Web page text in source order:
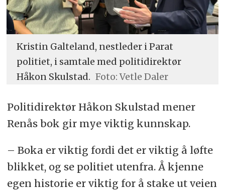
Kristin Galteland, nestleder i Parat
politiet, i samtale med politidirektør
Håkon Skulstad. Foto: Vetle Daler
Politidirektør Håkon Skulstad mener
Renås bok gir mye viktig kunnskap.
– Boka er viktig fordi det er viktig å løfte
blikket, og se politiet utenfra. Å kjenne
egen historie er viktig for å stake ut veien